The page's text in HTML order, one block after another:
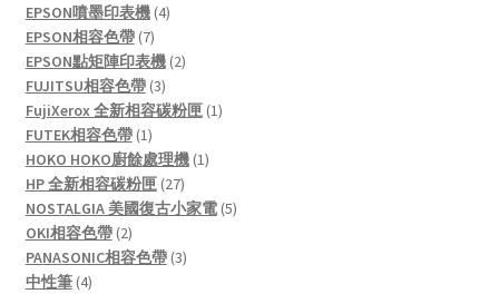
EPSON噴墨印表機 44
EPSON相容色帶 77
products
EPSON點矩陣印表機 22
FUJITSU相容色帶 33
products
FujiXerox 全新相容碳粉匣 11
FUTEK相容色帶 11
product
HOKO HOKO廚餘處理機 11
HP 全新相容碳粉匣 2727
products
NOSTALGIA 美國復古小家電 55
OKI相容色帶 22
products
PANASONIC相容色帶 33
中性筆 44